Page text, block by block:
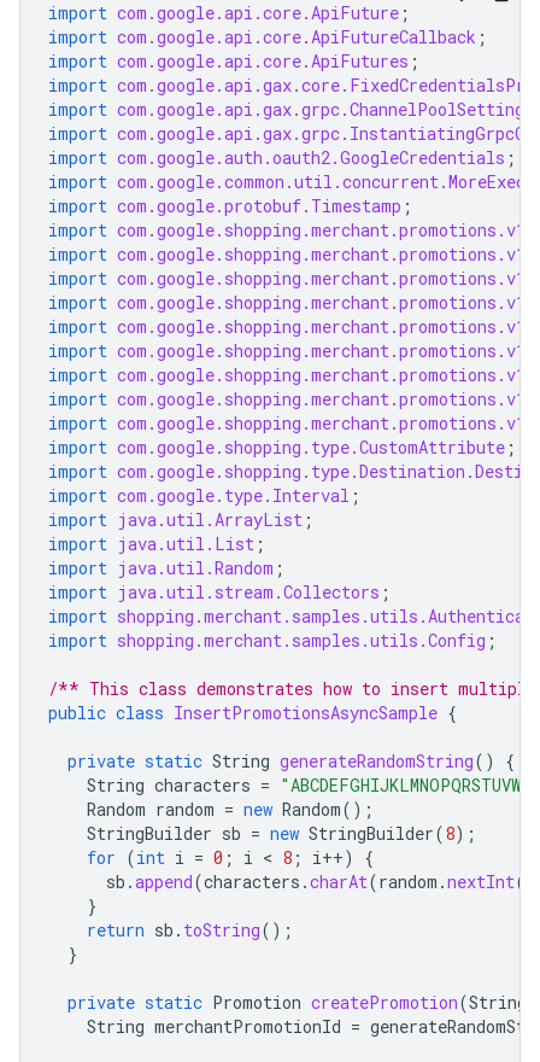
import com.google.api.core.ApiFuture ;
import com.google.api.core.ApiFutureCallback ;
import com.google.api.core.ApiFutures ;
import
import com.google.api.gax.grpc.ChannelPoolSettings
import
import com.google.auth.oauth2.GoogleCredentials ;
import
import com.google.protobuf.Timestamp ;
import
import
import
import
import
import
import
import
import
import com.google.shopping.type.CustomAttribute ;
import
import com.google.type.Interval ;
import java.util.ArrayList ;
import java.util.List ;
import java.util.Random ;
import java.util.stream.Collectors ;
import
import shopping.merchant.samples.utils.Config ;
/** This class demonstrates how to insert multiple
public class InsertPromotionsAsyncSample {
private static String generateRandomString()
{
String characters =
Random random = new Random();
StringBuilder sb = new StringBuilder(8);
for (int i = 0 ; i < 8 ; i++)
{
sb .append(characters .charAt(random .nextInt(
}
return sb . toString();
}
private static Promotion createPromotion(String
String merchantPromotionId =